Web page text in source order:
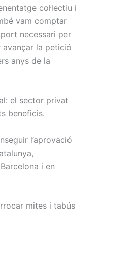
col·lectiu i
vam comptar
necessari per
avançar la petició
anys de la
el sector privat
beneficis.
l’aprovació
i en
mites i tabús